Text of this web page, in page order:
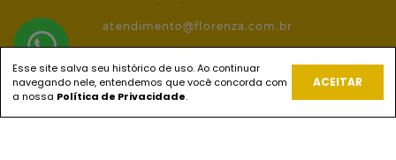
atendimento@florenza.com.br
REDES SOCIAIS
Esse site salva seu histórico de uso. Ao continuar
navegando nele, entendemos que você concorda com
a nossa Política de Privacidade.
ACEITAR